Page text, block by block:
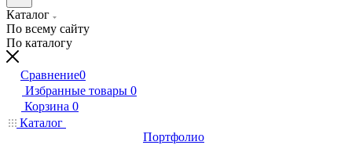
Каталог
По всему сайту
По каталогу
Сравнение0
Избранные товары 0
Корзина 0
Каталог
Портфолио